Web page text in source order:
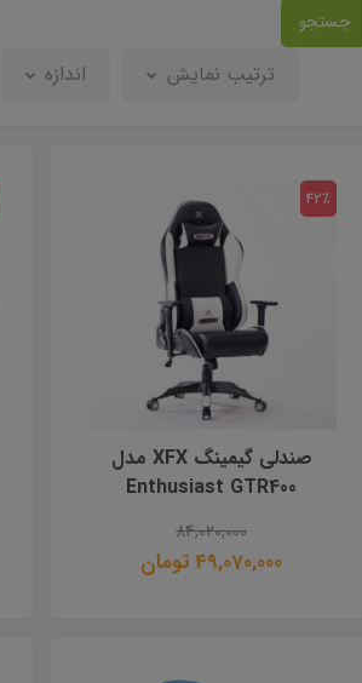
جستجو
ترتیب نمایش اندازه
صندلى گيمينگ XFX مدل
Enthusiast GTR400
84,020,000
49,070,000 تومان
42٪